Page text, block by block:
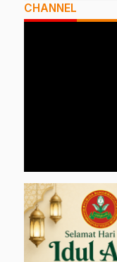
CHANNEL